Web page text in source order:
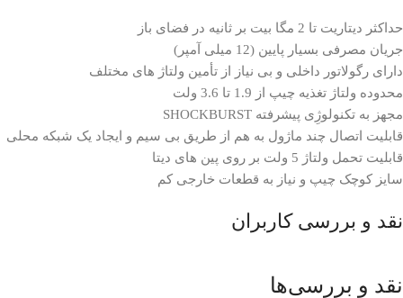
حداکثر دیتاریت تا 2 مگا بیت بر ثانیه در فضای باز
جریان مصرفی بسیار پایین (12 میلی آمپر)
دارای رگولاتور داخلی و بی نیاز از تأمین ولتاژ های مختلف
محدوده ولتاژ تغذیه چیپ از 1.9 تا 3.6 ولت
مجهز به تکنولوژِی پیشرفته SHOCKBURST
قابلیت اتصال چند ماژول به هم از طریق بی سیم و ایجاد یک شبکه محلی
قابلیت تحمل ولتاژ 5 ولت بر روی پین های دیتا
سایز کوچک چیپ و نیاز به قطعات خارجی کم
نقد و بررسی کاربران
نقد و بررسی‌ها